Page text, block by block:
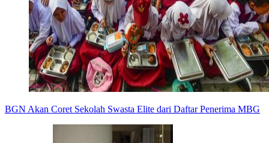
BGN Akan Coret Sekolah Swasta Elite dari Daftar Penerima MBG